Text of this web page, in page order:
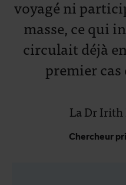
voyagé ni
masse, ce qui
circulait déjà
premier
La Dr Irith
Chercheur